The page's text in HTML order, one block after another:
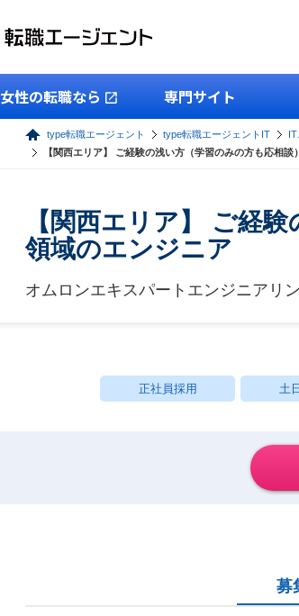
女性の転職なら 専門サイト
type転職エージェント type転職エージェントIT
【関西エリア】 ご経験の浅い方（学習のみの方も応相
【関西エリア】 ご経
領域のエンジニア
オムロンエキスパートエンジニアリ
正社員採用 土
募